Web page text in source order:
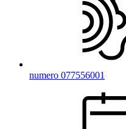
numero 077556001